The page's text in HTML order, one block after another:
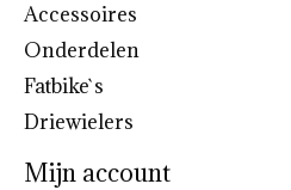
Accessoires
Onderdelen
Fatbike`s
Driewielers
Mijn account